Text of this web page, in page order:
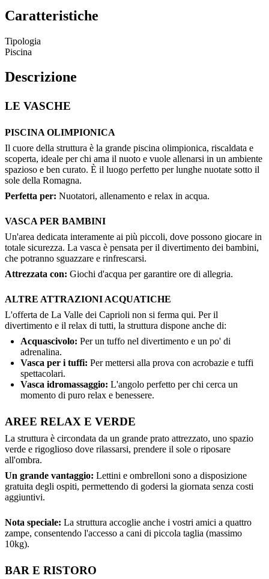
Caratteristiche
Tipologia
Piscina
Descrizione
LE VASCHE
PISCINA OLIMPIONICA
Il cuore della struttura è la grande piscina olimpionica, riscaldata e
scoperta, ideale per chi ama il nuoto e vuole allenarsi in un ambiente
spazioso e ben curato. È il luogo perfetto per lunghe nuotate sotto il
sole della Romagna.
Perfetta per: Nuotatori, allenamento e relax in acqua.
VASCA PER BAMBINI
Un'area dedicata interamente ai più piccoli, dove possono giocare in
totale sicurezza. La vasca è pensata per il divertimento dei bambini,
che potranno sguazzare e rinfrescarsi.
Attrezzata con: Giochi d'acqua per garantire ore di allegria.
ALTRE ATTRAZIONI ACQUATICHE
L'offerta de La Valle dei Caprioli non si ferma qui. Per il
divertimento e il relax di tutti, la struttura dispone anche di:
Acquascivolo: Per un tuffo nel divertimento e un po' di
adrenalina.
Vasca per i tuffi: Per mettersi alla prova con acrobazie e tuffi
spettacolari.
Vasca idromassaggio: L'angolo perfetto per chi cerca un
momento di puro relax e benessere.
AREE RELAX E VERDE
La struttura è circondata da un grande prato attrezzato, uno spazio
verde e rigoglioso dove rilassarsi, prendere il sole o riposare
all'ombra.
Un grande vantaggio: Lettini e ombrelloni sono a disposizione
gratuita degli ospiti, permettendo di godersi la giornata senza costi
aggiuntivi.
Nota speciale: La struttura accoglie anche i vostri amici a quattro
zampe, consentendo l'accesso a cani di piccola taglia (massimo
10kg).
BAR E RISTORO